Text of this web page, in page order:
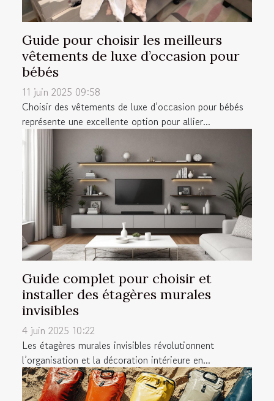
Guide pour choisir les meilleurs
vêtements de luxe d’occasion pour
bébés
11 juin 2025 09:58
Choisir des vêtements de luxe d’occasion pour bébés
représente une excellente option pour allier...
Guide complet pour choisir et
installer des étagères murales
invisibles
4 juin 2025 10:22
Les étagères murales invisibles révolutionnent
l’organisation et la décoration intérieure en...